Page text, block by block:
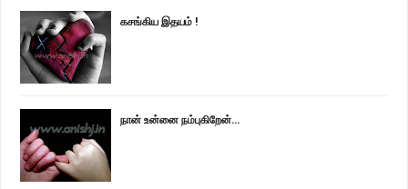
கசங்கிய இதயம் !
நான் உன்னை நம்புகிறேன்...